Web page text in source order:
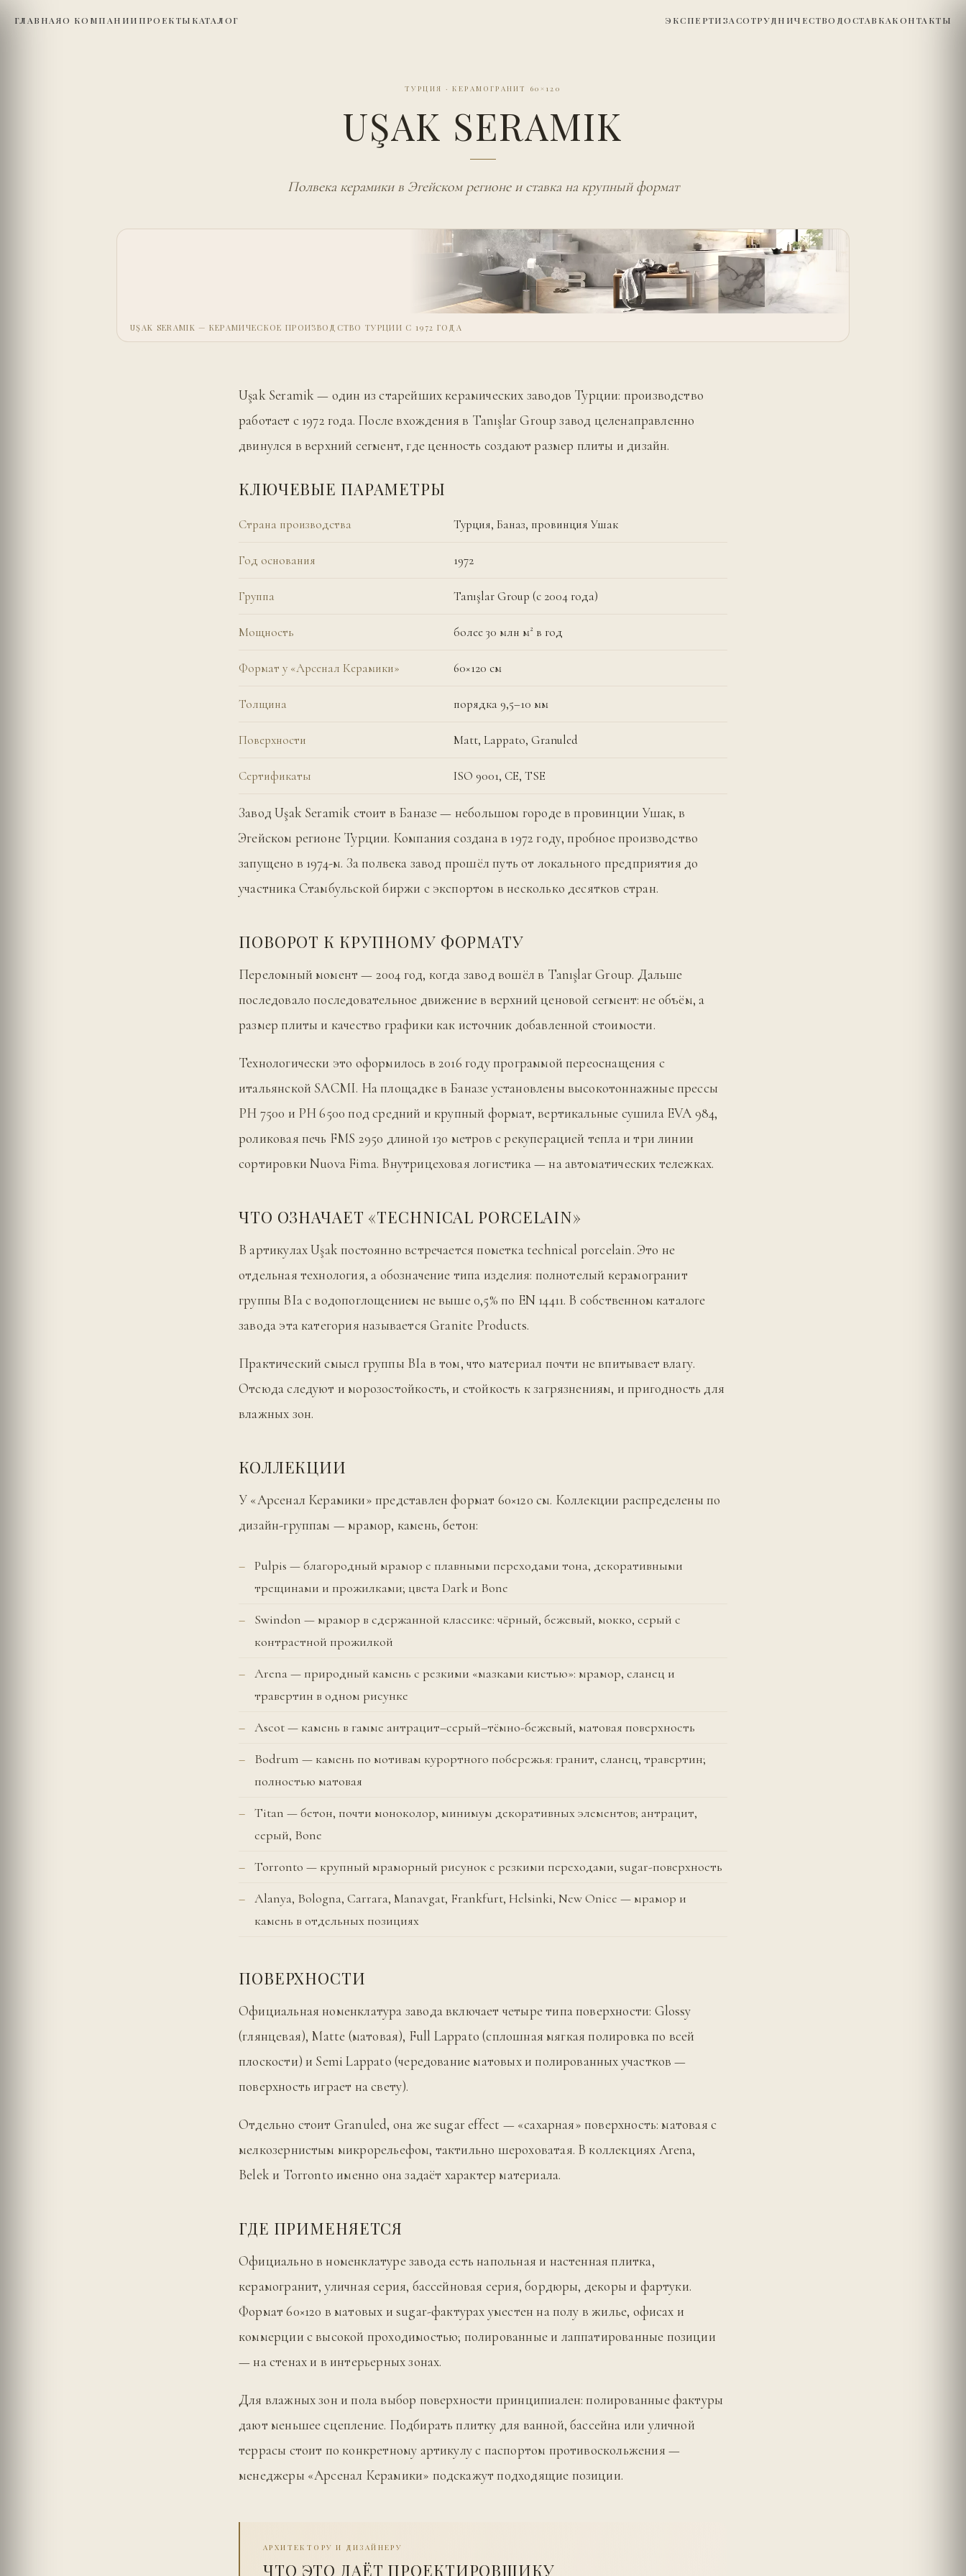
ТУРЦИЯ · КЕРАМОГРАНИТ 60×120
UŞAK SERAMIK
Полвека керамики в Эгейском регионе и ставка на крупный формат
UŞAK SERAMIK — КЕРАМИЧЕСКОЕ ПРОИЗВОДСТВО ТУРЦИИ С 1972 ГОДА
Uşak Seramik — один из старейших керамических заводов Турции: производство
работает с 1972 года. После вхождения в Tanışlar Group завод целенаправленно
двинулся в верхний сегмент, где ценность создают размер плиты и дизайн.
КЛЮЧЕВЫЕ ПАРАМЕТРЫ
Страна производства Турция, Баназ, провинция Ушак
Год основания 1972
Группа Tanışlar Group (с 2004 года)
Мощность более 30 млн м² в год
Формат у «Арсенал Керамики» 60×120 см
Толщина порядка 9,5–10 мм
Поверхности Matt, Lappato, Granuled
Сертификаты ISO 9001, CE, TSE
Завод Uşak Seramik стоит в Баназе — небольшом городе в провинции Ушак, в
Эгейском регионе Турции. Компания создана в 1972 году, пробное производство
запущено в 1974-м. За полвека завод прошёл путь от локального предприятия до
участника Стамбульской биржи с экспортом в несколько десятков стран.
ПОВОРОТ К КРУПНОМУ ФОРМАТУ
Переломный момент — 2004 год, когда завод вошёл в Tanışlar Group. Дальше
последовало последовательное движение в верхний ценовой сегмент: не объём, а
размер плиты и качество графики как источник добавленной стоимости.
Технологически это оформилось в 2016 году программой переоснащения с
итальянской SACMI. На площадке в Баназе установлены высокотоннажные прессы
PH 7500 и PH 6500 под средний и крупный формат, вертикальные сушила EVA 984,
роликовая печь FMS 2950 длиной 130 метров с рекуперацией тепла и три линии
сортировки Nuova Fima. Внутрицеховая логистика — на автоматических тележках.
ЧТО ОЗНАЧАЕТ «TECHNICAL PORCELAIN»
В артикулах Uşak постоянно встречается пометка technical porcelain. Это не
отдельная технология, а обозначение типа изделия: полнотелый керамогранит
группы BIa с водопоглощением не выше 0,5% по EN 14411. В собственном каталоге
завода эта категория называется Granite Products.
Практический смысл группы BIa в том, что материал почти не впитывает влагу.
Отсюда следуют и морозостойкость, и стойкость к загрязнениям, и пригодность для
влажных зон.
КОЛЛЕКЦИИ
У «Арсенал Керамики» представлен формат 60×120 см. Коллекции распределены по
дизайн-группам — мрамор, камень, бетон:
Pulpis — благородный мрамор с плавными переходами тона, декоративными
трещинами и прожилками; цвета Dark и Bone
Swindon — мрамор в сдержанной классике: чёрный, бежевый, мокко, серый с
контрастной прожилкой
Arena — природный камень с резкими «мазками кистью»: мрамор, сланец и
травертин в одном рисунке
Ascot — камень в гамме антрацит–серый–тёмно-бежевый, матовая поверхность
Bodrum — камень по мотивам курортного побережья: гранит, сланец, травертин;
полностью матовая
Titan — бетон, почти моноколор, минимум декоративных элементов; антрацит,
серый, Bone
Torronto — крупный мраморный рисунок с резкими переходами, sugar-поверхность
Alanya, Bologna, Carrara, Manavgat, Frankfurt, Helsinki, New Onice — мрамор и
камень в отдельных позициях
ПОВЕРХНОСТИ
Официальная номенклатура завода включает четыре типа поверхности: Glossy
(глянцевая), Matte (матовая), Full Lappato (сплошная мягкая полировка по всей
плоскости) и Semi Lappato (чередование матовых и полированных участков —
поверхность играет на свету).
Отдельно стоит Granuled, она же sugar effect — «сахарная» поверхность: матовая с
мелкозернистым микрорельефом, тактильно шероховатая. В коллекциях Arena,
Belek и Torronto именно она задаёт характер материала.
ГДЕ ПРИМЕНЯЕТСЯ
Официально в номенклатуре завода есть напольная и настенная плитка,
керамогранит, уличная серия, бассейновая серия, бордюры, декоры и фартуки.
Формат 60×120 в матовых и sugar-фактурах уместен на полу в жилье, офисах и
коммерции с высокой проходимостью; полированные и лаппатированные позиции
— на стенах и в интерьерных зонах.
Для влажных зон и пола выбор поверхности принципиален: полированные фактуры
дают меньшее сцепление. Подбирать плитку для ванной, бассейна или уличной
террасы стоит по конкретному артикулу с паспортом противоскольжения —
менеджеры «Арсенал Керамики» подскажут подходящие позиции.
АРХИТЕКТОРУ И ДИЗАЙНЕРУ
ЧТО ЭТО ДАЁТ ПРОЕКТИРОВЩИКУ
ГЛАВНАЯО КОМПАНИИ ПРОЕКТЫ КАТАЛОГ ЭКСПЕРТИЗАСОТРУДНИЧЕСТВО ДОСТАВКАКОНТАКТЫ